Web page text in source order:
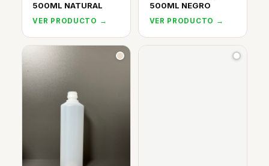
500ML NATURAL
VER PRODUCTO →
500ML NEGRO
VER PRODUCTO →